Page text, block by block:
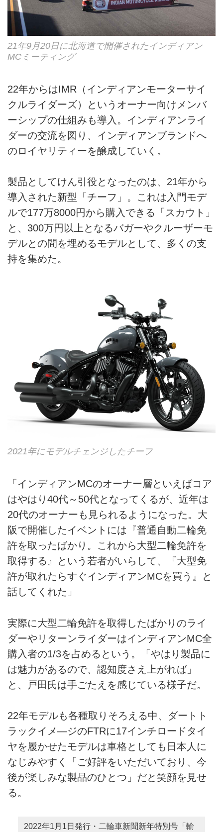
21年9月20日に北海道で開催されたインディアン
MCミーティング
22年からはIMR（インディアンモーターサイ
クルライダーズ）というオーナー向けメンバ
ーシップの仕組みも導入。インディアンライ
ダーの交流を図り、インディアンブランドへ
のロイヤリティーを醸成していく。
製品としてけん引役となったのは、21年から
導入された新型「チーフ」。これは入門モデ
ルで177万8000円から購入できる「スカウト」
と、300万円以上となるバガーやクルーザーモ
デルとの間を埋めるモデルとして、多くの支
持を集めた。
2021年にモデルチェンジしたチーフ
「インディアンMCのオーナー層といえばコア
はやはり40代～50代となってくるが、近年は
20代のオーナーも見られるようになった。大
阪で開催したイベントには『普通自動二輪免
許を取ったばかり。これから大型二輪免許を
取得する』という若者がいらして、『大型免
許が取れたらすぐインディアンMCを買う』と
話してくれた」
実際に大型二輪免許を取得したばかりのライ
ダーやリターンライダーはインディアンMC全
購入者の1/3を占めるという。「やはり製品に
は魅力があるので、認知度さえ上がれば」
と、戸田氏は手ごたえを感じている様子だ。
22年モデルも各種取りそろえる中、ダートト
ラックイメ―ジのFTRに17インチロードタイ
ヤを履かせたモデルは車格としても日本人に
なじみやすく「ご好評をいただいており、今
後が楽しみな製品のひとつ」だと笑顔を見せ
る。
2022年1月1日発行・二輪車新聞新年特別号「輸